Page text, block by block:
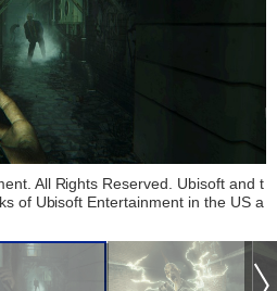
All Rights Reserved. Ubisoft and t
of Ubisoft Entertainment in the US a